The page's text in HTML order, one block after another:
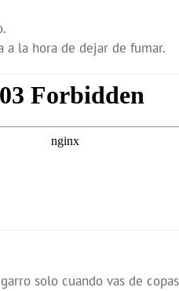
a la hora de dejar de fumar.
solo cuando vas de